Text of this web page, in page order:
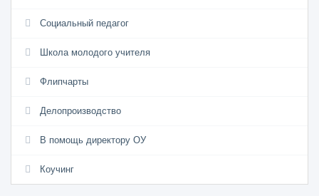
Социальный педагог
Школа молодого учителя
Флипчарты
Делопроизводство
В помощь директору ОУ
Коучинг